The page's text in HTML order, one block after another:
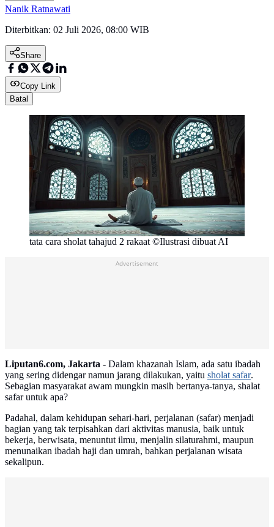
Nanik Ratnawati
Diterbitkan: 02 Juli 2026, 08:00 WIB
Share
Copy Link
Batal
tata cara sholat tahajud 2 rakaat ©Ilustrasi dibuat AI
Advertisement
Liputan6.com, Jakarta - Dalam khazanah Islam, ada satu ibadah
yang sering didengar namun jarang dilakukan, yaitu sholat safar.
Sebagian masyarakat awam mungkin masih bertanya-tanya, shalat
safar untuk apa?
Padahal, dalam kehidupan sehari-hari, perjalanan (safar) menjadi
bagian yang tak terpisahkan dari aktivitas manusia, baik untuk
bekerja, berwisata, menuntut ilmu, menjalin silaturahmi, maupun
menunaikan ibadah haji dan umrah, bahkan perjalanan wisata
sekalipun.